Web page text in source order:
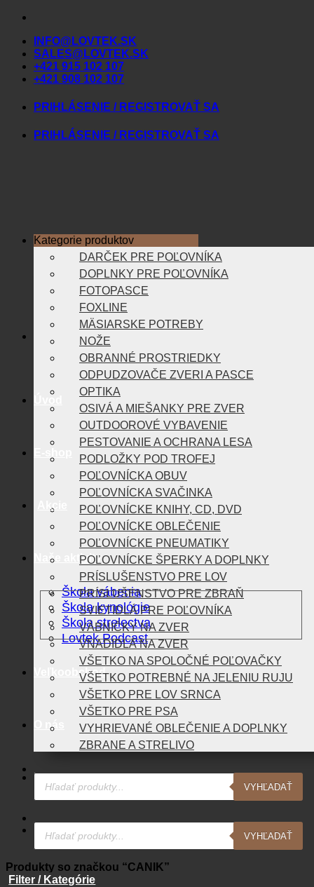
Skip
contentINFO@LOVTEK.SK
SALES@LOVTEK.SK
+421 915 102 107
+421 908 102 107
PRIHLÁSENIE / REGISTROVAŤ SA
PRIHLÁSENIE / REGISTROVAŤ SA
Akcie
Naše aktivity
Škola vábenia
Škola kynológie
Škola strelectva
Lovtek Podcast
Veľkoobchod
O nás
Blog
Kontakt
Kategorie produktov
DARČEK PRE POĽOVNÍKA
DOPLNKY PRE POĽOVNÍKA
FOTOPASCE
FOXLINE
MÄSIARSKE POTREBY
NOŽE
OBRANNÉ PROSTRIEDKY
ODPUDZOVAČE ZVERI A PASCE
OPTIKA
OSIVÁ A MIEŠANKY PRE ZVER
OUTDOOROVÉ VYBAVENIE
PESTOVANIE A OCHRANA LESA
PODLOŽKY POD TROFEJ
POĽOVNÍCKA OBUV
POĽOVNÍCKA SVAČINKA
POĽOVNÍCKE KNIHY, CD, DVD
POĽOVNÍCKE OBLEČENIE
POĽOVNÍCKE PNEUMATIKY
POĽOVNÍCKE ŠPERKY A DOPLNKY
PRÍSLUŠENSTVO PRE LOV
PRÍSLUŠENSTVO PRE ZBRAŇ
SVIETIDLÁ PRE POĽOVNÍKA
VÁBNIČKY NA ZVER
VNADIDLÁ NA ZVER
VŠETKO NA SPOLOČNÉ POĽOVAČKY
VŠETKO POTREBNÉ NA JELENIU RUJU
VŠETKO PRE LOV SRNCA
VŠETKO PRE PSA
VYHRIEVANÉ OBLEČENIE A DOPLNKY
ZBRANE A STRELIVO
Products
search
VYHĽADAŤ
Products
search
VYHĽADAŤ
Produkty so značkou “CANIK”
Filter / Kategórie